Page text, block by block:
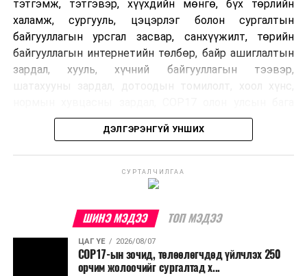
тэтгэмж, тэтгэвэр, хүүхдийн мөнгө, бүх төрлийн
халамж, сургууль, цэцэрлэг болон сургалтын
байгууллагын урсгал засвар, санхүүжилт, төрийн
байгууллагын интернетийн төлбөр, байр ашиглалтын
зардал, хууль, хүчний байгууллагын тээвэр,
хурлын зардал, Засгийн газрын өр, орон нутгийн нөөц
хөрөнгийн санхүүжилтийг хэвийн үргэлжлүүлэхээр
шийдвэрлэжээ.
Харин дараах зардлыг хязгаарлахаар болсон байна.
шийдвэртэйгээс бусад хурал, зөвлөгөөн, ой,
тэмдэглэлт өдөр, найр наадам, соёлын арга
ДЭЛГЭРЭНГҮЙ УНШИХ
СУРТАЛЧИЛГАА
ШИНЭ МЭДЭЭ ТОП МЭДЭЭ
ЦАГ ҮЕ 2026/08/07
COP17-ын зочид, төлөөлөгчдөд үйлчлэх 250
орчим жолоочийг сургалтад х...